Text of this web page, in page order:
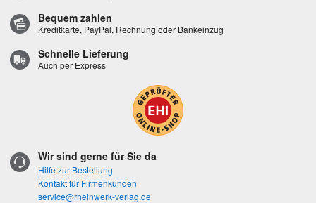
Bequem zahlen
Kreditkarte, PayPal, Rechnung oder Bankeinzug
Schnelle Lieferung
Auch per Express
Wir sind gerne für Sie da
Hilfe zur Bestellung
Kontakt für Firmenkunden
service@rheinwerk-verlag.de